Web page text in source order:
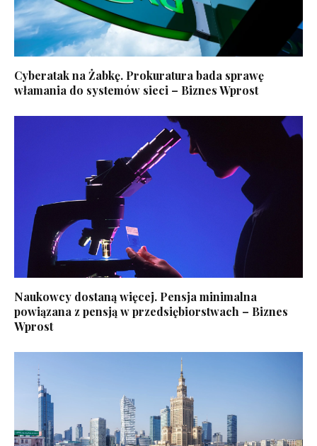
Cyberatak na Żabkę. Prokuratura bada sprawę
włamania do systemów sieci – Biznes Wprost
Naukowcy dostaną więcej. Pensja minimalna
powiązana z pensją w przedsiębiorstwach – Biznes
Wprost